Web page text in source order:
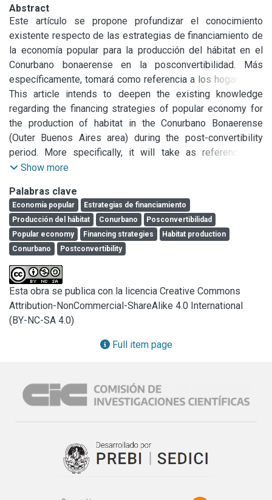
Abstract
Este artículo se propone profundizar el conocimiento
existente respecto de las estrategias de financiamiento de
la economía popular para la producción del hábitat en el
Conurbano bonaerense en la posconvertibilidad. Más
específicamente, tomará como referencia a los hogares de
tres sectores pertenecientes a Campo Unamuno, ubicado
en la localidad de Villa Fiorito, en el partido de Lomas de
Zamora. Nos basamos en datos producidos en un trabajo
de campo coordinado por el Programa de Estudios del
Conurbano (PEC)1 durante el año 2015 y conveniado con el
Ministerio Público de la Defensa (MPD). Para ello,
campo de estudios de la economía popular, los estudios
sociales sobre las instituciones y prácticas financieras y la
sociología urbana.
This article intends to deepen the existing knowledge
regarding the financing strategies of popular economy for
the production of habitat in the Conurbano Bonaerense
(Outer Buenos Aires area) during the post-convertibility
period. More specifically, it will take as reference the
homes of three sectors belonging to Campo Unamuno,
district. We rely on data produced in a fieldwork
coordinated by the Conurbano Studies Program (PEC)
during 2015, in agreement with the Public Ministry of
Defense (MPD). To do this we develop a qualitative
strategy that draws on research in the field of popular
economy studies, social studies on financial institutions
and practices and urban sociology.
Show more
Palabras clave
Economía popular
Estrategias de financiamiento
Producción del hábitat
Conurbano
Posconvertibilidad
Popular economy
Financing strategies
Habitat production
Conurbano
Postconvertibility
Esta obra se publica con la licencia Creative Commons
Attribution-NonCommercial-ShareAlike 4.0 International
(BY-NC-SA 4.0)
Full item page